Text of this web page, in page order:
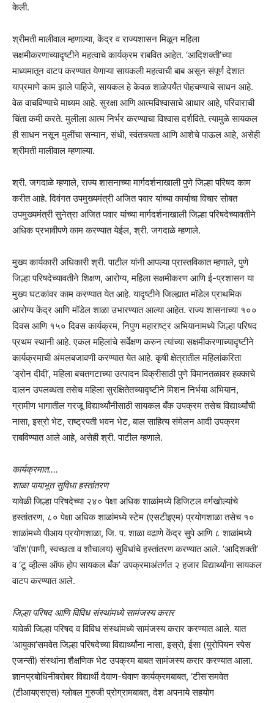
केली.
श्रीमती मालीवाल म्हणाल्या, केंद्र व राज्यशासन मिळून महिला
सक्षमीकरणाच्यादृष्टीने महत्वाचे कार्यक्रम राबवित आहेत. ‘आदिशक्ती’च्या
माध्यमातून वाटप करण्यात येणाऱ्या सायकली महत्वाची बाब असून संपूर्ण देशात
याप्रमाणे काम झाले पाहिजे, सायकल हे केवळ शाळेपर्यंत पोहचण्याचे साधन आहे.
वेळ वाचविण्याचे माध्यम आहे. सुरक्षा आणि आत्मविश्वासाचे आधार आहे, परिवाराची
चिंता कमी करते. मुलीला आत्म निर्भर करण्याचा विश्वास दर्शविते. त्यामुळे सायकल
ही साधन नसून मुलींचा सन्मान, संधी, स्वंतत्र्यता आणि आशेचे पाऊल आहे, असेही
श्रीमती मालीवाल म्हणाल्या.
श्री. जगदाळे म्हणाले, राज्य शासनाच्या मार्गदर्शनाखाली पुणे जिल्हा परिषद काम
करीत आहे. दिवंगत उपमुख्यमंत्री अजित पवार यांच्या कार्याचा विचार सोबत
उपमुख्यमंत्री सुनेत्रा अजित पवार यांच्या मार्गदर्शनाखाली जिल्हा परिषदेच्यावतीने
अधिक प्रभावीपणे काम करण्यात येईल, श्री. जगदाळे म्हणाले.
मुख्य कार्यकारी अधिकारी श्री. पाटील यांनी आपल्या प्रास्तविकात म्हणाले, पुणे
जिल्हा परिषदेच्यावतीने शिक्षण, आरोग्य, महिला सक्षमीकरण आणि ई-प्रशासन या
मुख्य घटकांवर काम करण्यात येत आहे. यादृष्टीने जिल्ह्यात मॉडेल प्राथमिक
आरोग्य केंद्र आणि मॉडेल शाळा उभारण्यात आल्या आहेत. राज्य शासनाच्या १००
दिवस आणि १५० दिवस कार्यक्रम, निपुण महाराष्ट्र अभियानामध्ये जिल्हा परिषद
प्रथम स्थानी आहे. एकल महिलांचे सर्वेक्षण करुन त्यांच्या सक्षमीकरणाच्यादृष्टीने
कार्यक्रमाची अंमलबजावणी करण्यात येत आहे. कृषी क्षेत्रातील महिलांकरिता
‘ड्रोन दीदी’, महिला बचतगटाच्या उत्पादन विक्रीसाठी पुणे विमानतळावर हक्काचे
दालन उपलब्धता तसेच महिला सुरक्षितेतच्यादृष्टीने मिशन निर्भया अभियान,
ग्रामीण भागातील गरजू विद्यार्थ्यांनीसाठी सायकल बँक उपक्रम तसेच विद्यार्थ्यांची
नासा, इस्रो भेट, राष्ट्रपती भवन भेट, बाल साहित्य संमेलन आदी उपक्रम
राबविण्यात आले आहे, असेही श्री. पाटील म्हणाले.
कार्यक्रमात….
शाळा पायाभूत सुविधा हस्तांतरण
यावेळी जिल्हा परिषदेच्या २४० पेक्षा अधिक शाळांमध्ये डिजिटल वर्गखोल्यांचे
हस्तांतरण, ८० पेक्षा अधिक शाळांमध्ये स्टेम (एसटीइएम) प्रयोगशाळा तसेच १०
शाळांमध्ये पीआय प्रयोगशाळा, जि. प. शाळा वढाणे केंद्र सुपे आणि ८ शाळांमध्ये
‘वॉश'(पाणी, स्वच्छता व शौचालय) सुविधांचे हस्तांतरण करण्यात आले. ‘आदिशक्ती’
व ‘टू व्हील्स ऑफ होप सायकल बँक’ उपक्रमाअंतर्गत २ हजार विद्यार्थ्यांना सायकल
वाटप करण्यात आले.
जिल्हा परिषद आणि विविध संस्थांमध्ये सामंजस्य करार
यावेळी जिल्हा परिषद व विविध संस्थांमध्ये सामंजस्य करार करण्यात आले. यात
‘आयुका’समवेत जिल्हा परिषदेच्या विद्यार्थ्यांना नासा, इस्रो, ईसा (युरोपियन स्पेस
एजन्सी) संस्थांना शैक्षणिक भेट उपक्रम बाबत सामंजस्य करार करण्यात आला.
ज्ञानप्रबोधिनीबरोबर विद्यार्थी देवाण-घेवाण कार्यक्रमबाबत, ‘टीस’समवेत
(टीआयएसएस) ग्लोबल गुरुजी प्रोग्रामबाबत, देश अपनाये सहयोग